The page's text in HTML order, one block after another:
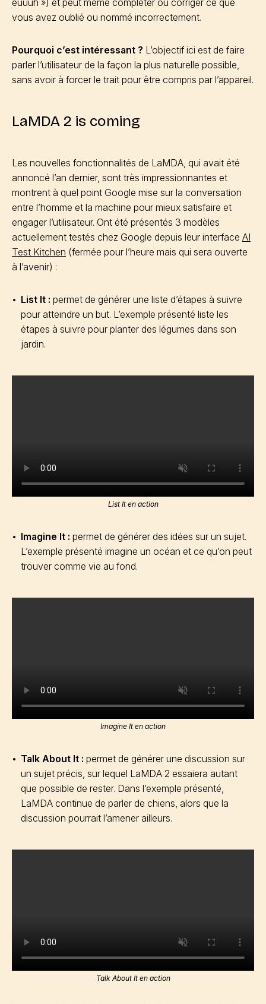
euuuh ») et peut même compléter ou corriger ce que
vous avez oublié ou nommé incorrectement.
Pourquoi c’est intéressant ? L’objectif ici est de faire
parler l’utilisateur de la façon la plus naturelle possible,
sans avoir à forcer le trait pour être compris par l’appareil.
LaMDA 2 is coming
Les nouvelles fonctionnalités de LaMDA, qui avait été
annoncé l’an dernier, sont très impressionnantes et
montrent à quel point Google mise sur la conversation
entre l’homme et la machine pour mieux satisfaire et
engager l’utilisateur. Ont été présentés 3 modèles
actuellement testés chez Google depuis leur interface AI
Test Kitchen (fermée pour l’heure mais qui sera ouverte
à l’avenir) :
List It : permet de générer une liste d’étapes à suivre
pour atteindre un but. L’exemple présenté liste les
étapes à suivre pour planter des légumes dans son
jardin.
List It en action
Imagine It : permet de générer des idées sur un sujet.
L’exemple présenté imagine un océan et ce qu’on peut
trouver comme vie au fond.
Imagine It en action
Talk About It : permet de générer une discussion sur
un sujet précis, sur lequel LaMDA 2 essaiera autant
que possible de rester. Dans l’exemple présenté,
LaMDA continue de parler de chiens, alors que la
discussion pourrait l’amener ailleurs.
Talk About It en action